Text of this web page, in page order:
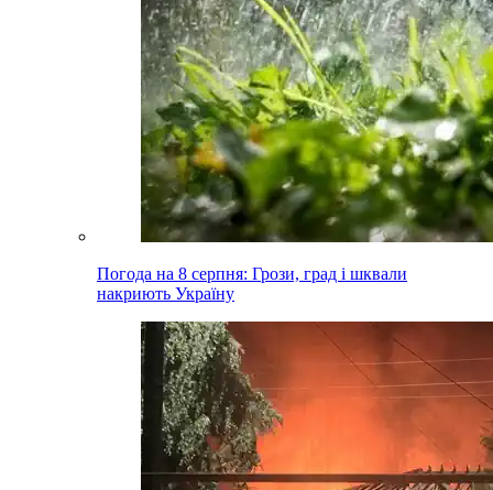
Погода на 8 серпня: Грози, град і шквали
накриють Україну